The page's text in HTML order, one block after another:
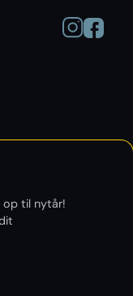
op til nytår!